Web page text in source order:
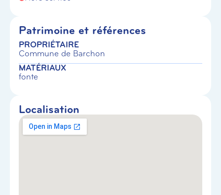
Patrimoine et références
PROPRIÉTAIRE
Commune de Barchon
MATÉRIAUX
fonte
Localisation